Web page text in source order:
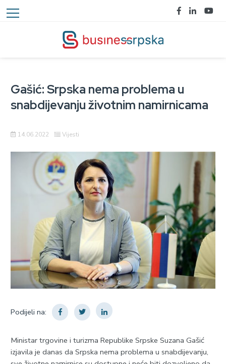
Gašić: Srpska nema problema u
snabdijevanju životnim namirnicama
14.06.2022 Vijesti
Podijeli na:
Ministar trgovine i turizma Republike Srpske Suzana Gašić
izjavila je danas da Srpska nema problema u snabdijevanju,